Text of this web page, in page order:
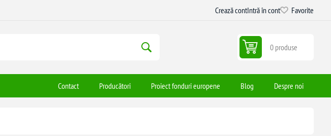
Crează contIntră în cont Favorite
0 produse
Contact Producători Proiect fonduri europene Blog Despre noi